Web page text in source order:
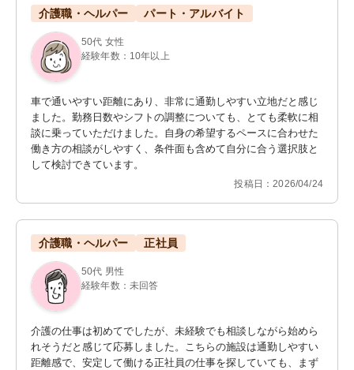
介護職・ヘルパー パート・アルバイト
50代 女性
経験年数：10年以上
車で通いやすい距離にあり、非常に通勤しやすい立地だと感じ
ました。勤務日数やシフトの調整についても、とても柔軟に相
談に乗っていただけました。自身の希望するペースに合わせた
働き方の相談がしやすく、条件面も含めて自分に合う選択肢と
して検討できています。
投稿日：2026/04/24
介護職・ヘルパー 正社員
50代 男性
経験年数：未回答
介護の仕事は初めてでしたが、未経験でも相談しながら始めら
れそうだと感じて応募しました。こちらの施設は通勤しやすい
距離感で、安定して働ける正社員の仕事を探していても、まず